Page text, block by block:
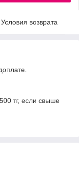
Условия возврата
тг, если свыше